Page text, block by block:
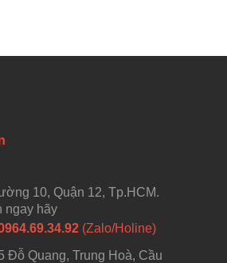
10, Quận 12, Tp.HCM.
ngay hãy
(Zalo/Holine)
Đỗ Quang, Trung Hoà, Cầu